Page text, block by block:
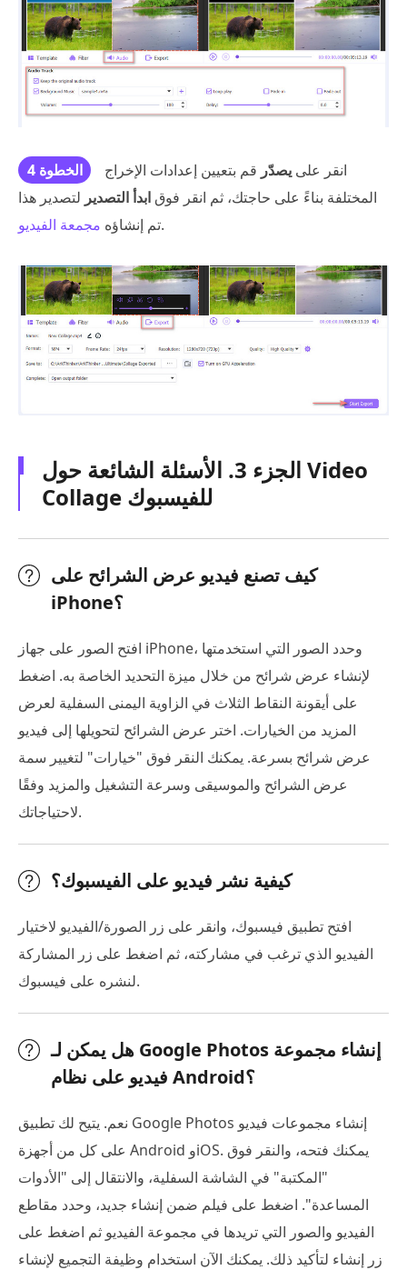
الخطوة 4 انقر على يصدّر قم بتعيين إعدادات الإخراج
المختلفة بناءً على حاجتك، ثم انقر فوقابدأ التصدير لتصدير هذا
تم إنشاؤه مجمعة الفيديو .
الجزء 3. الأسئلة الشائعة حول Video
Collage للفيسبوك
كيف تصنع فيديو عرض الشرائح على
iPhone؟
افتح الصور على جهاز iPhone، وحدد الصور التي استخدمتها
لإنشاء عرض شرائح من خلال ميزة التحديد الخاصة به. اضغط
على أيقونة النقاط الثلاث في الزاوية اليمنى السفلية لعرض
المزيد من الخيارات. اختر عرض الشرائح لتحويلها إلى فيديو
عرض شرائح بسرعة. يمكنك النقر فوق "خيارات" لتغيير سمة
عرض الشرائح والموسيقى وسرعة التشغيل والمزيد وفقًا
لاحتياجاتك.
كيفية نشر فيديو على الفيسبوك؟
افتح تطبيق فيسبوك، وانقر على زر الصورة/الفيديو لاختيار
الفيديو الذي ترغب في مشاركته، ثم اضغط على زر المشاركة
لنشره على فيسبوك.
هل يمكن لـ Google Photos إنشاء مجموعة
فيديو على نظام Android؟
نعم. يتيح لك تطبيق Google Photos إنشاء مجموعات فيديو
على كل من أجهزة Android وiOS. يمكنك فتحه، والنقر فوق
"المكتبة" في الشاشة السفلية، والانتقال إلى "الأدوات
المساعدة". اضغط على فيلم ضمن إنشاء جديد، وحدد مقاطع
الفيديو والصور التي تريدها في مجموعة الفيديو ثم اضغط على
زر إنشاء لتأكيد ذلك. يمكنك الآن استخدام وظيفة التجميع لإنشاء